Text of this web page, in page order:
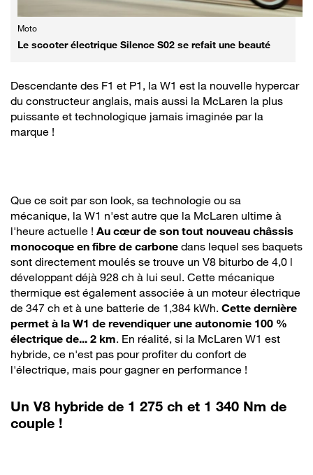
Moto
Le scooter électrique Silence S02 se refait une beauté
Descendante des F1 et P1, la W1 est la nouvelle hypercar
du constructeur anglais, mais aussi la McLaren la plus
puissante et technologique jamais imaginée par la
marque !
Que ce soit par son look, sa technologie ou sa
mécanique, la W1 n'est autre que la McLaren ultime à
l'heure actuelle ! Au cœur de son tout nouveau châssis
monocoque en fibre de carbone dans lequel ses baquets
sont directement moulés se trouve un V8 biturbo de 4,0 l
développant déjà 928 ch à lui seul. Cette mécanique
thermique est également associée à un moteur électrique
de 347 ch et à une batterie de 1,384 kWh. Cette dernière
permet à la W1 de revendiquer une autonomie 100 %
électrique de... 2 km. En réalité, si la McLaren W1 est
hybride, ce n'est pas pour profiter du confort de
l'électrique, mais pour gagner en performance !
Un V8 hybride de 1 275 ch et 1 340 Nm de
couple !